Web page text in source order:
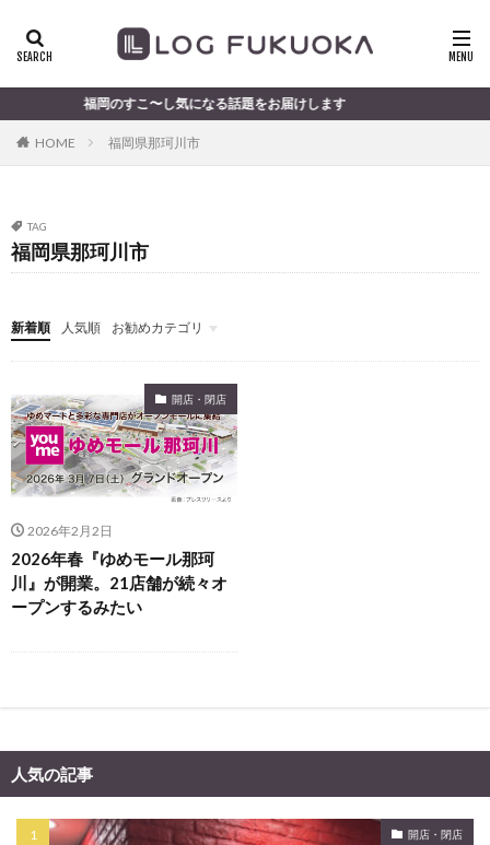
福岡のすこ〜し気になる話題をお届けします
HOME 福岡県那珂川市
TAG
福岡県那珂川市
新着順 人気順
お勧めカテゴリ
未分類
開店・閉店
2026年2月2日
2026年春『ゆめモール那珂
川』が開業。21店舗が続々オ
ープンするみたい
人気の記事
開店・閉店